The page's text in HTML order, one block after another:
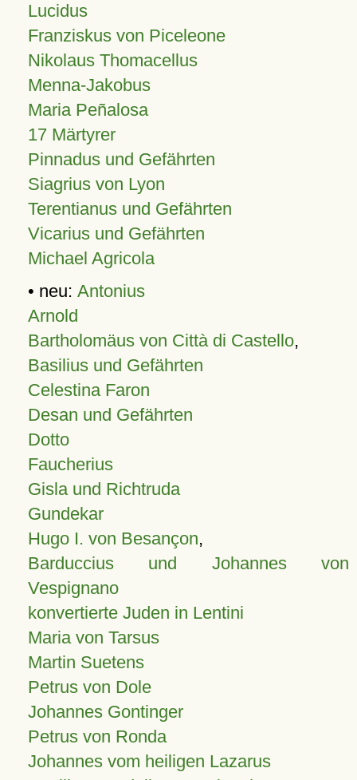
Lucidus
Franziskus von Piceleone
Nikolaus Thomacellus
Menna-Jakobus
Maria Peñalosa
17 Märtyrer
Pinnadus und Gefährten
Siagrius von Lyon
Terentianus und Gefährten
Vicarius und Gefährten
Michael Agricola
• neu: Antonius
Arnold
Bartholomäus von Città di Castello,
Basilius und Gefährten
Celestina Faron
Desan und Gefährten
Dotto
Faucherius
Gisla und Richtruda
Gundekar
Hugo I. von Besançon,
Barduccius und Johannes von
Vespignano
konvertierte Juden in Lentini
Maria von Tarsus
Martin Suetens
Petrus von Dole
Johannes Gontinger
Petrus von Ronda
Johannes vom heiligen Lazarus